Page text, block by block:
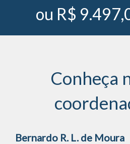
ou R$
Conheça
Bernardo R. L. de Moura